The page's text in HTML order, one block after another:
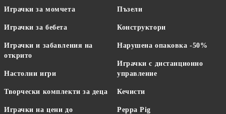
Играчки за момчета
Играчки за бебета
Играчки и забавления на
открито
Настолни игри
Творчески комплекти за деца
Играчки на цени до
Пъзели
Конструктори
Нарушена опаковка -50%
Играчки с дистанционно
управление
Кечисти
Peppa Pig